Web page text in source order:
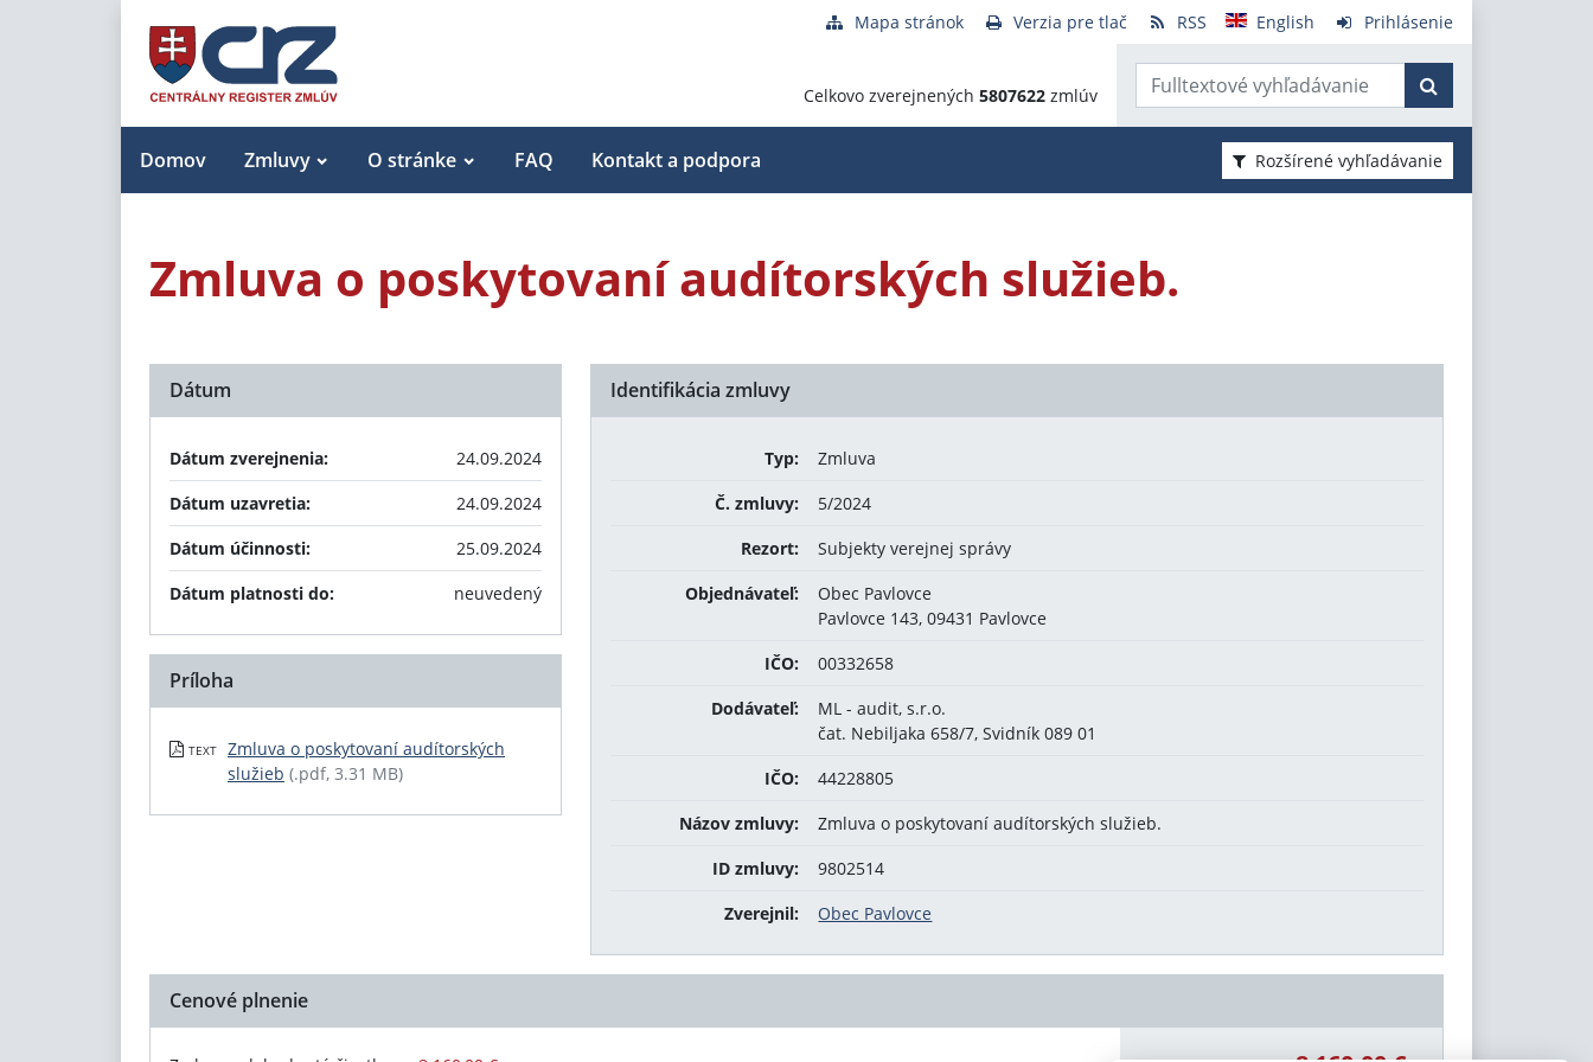
Mapa stránok Verzia pre tlač RSS English Prihlásenie
Celkovo zverejnených 5807622 zmlúv
Domov Zmluvy O stránke FAQ Kontakt a podpora Rozšírené vyhľadávanie
Zmluva o poskytovaní audítorských služieb.
Identifikácia zmluvy
Typ:
Zmluva
Č. zmluvy:
5/2024
Rezort:
Subjekty verejnej správy
Objednávateľ:
Obec Pavlovce
Pavlovce 143, 09431 Pavlovce
IČO:
00332658
Dodávateľ:
ML - audit, s.r.o.
čat. Nebiljaka 658/7, Svidník 089 01
IČO:
44228805
Názov zmluvy:
Zmluva o poskytovaní audítorských služieb.
ID zmluvy:
9802514
Zverejnil:
Obec Pavlovce
Dátum
Dátum zverejnenia:
24.09.2024
Dátum uzavretia:
24.09.2024
Dátum účinnosti:
25.09.2024
Dátum platnosti do:
neuvedený
Príloha
TEXT
Zmluva o poskytovaní audítorských
služieb (.pdf, 3.31 MB)
Cenové plnenie